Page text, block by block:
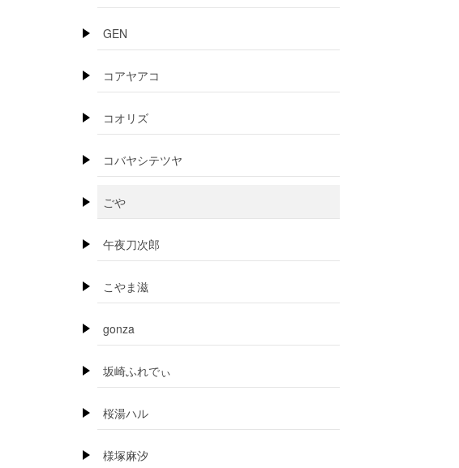
GEN
コアヤアコ
コオリズ
コバヤシテツヤ
ごや
午夜刀次郎
こやま滋
gonza
坂崎ふれでぃ
桜湯ハル
様塚麻汐